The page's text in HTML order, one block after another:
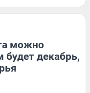
можно
будет декабрь,